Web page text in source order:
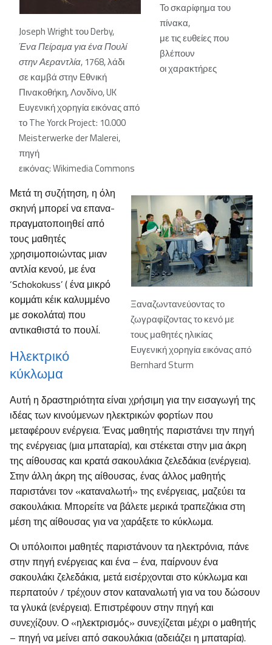
Joseph Wright του Derby,
Ένα Πείραμα για ένα Πουλί
στην Αεραντλία, 1768, λάδι
σε καμβά στην Εθνική
Πινακοθήκη, Λονδίνο, UK
Ευγενική χορηγία εικόνας από
το The Yorck Project: 10.000
Meisterwerke der Malerei,
πηγή
εικόνας: Wikimedia Commons
Ξαναζωντανεύοντας το
ζωγραφίζοντας το κενό με
τους μαθητές ηλικίας
Ευγενική χορηγία εικόνας από
Bernhard Sturm
Το σκαρίφημα του
πίνακα,
με τις ευθείες που
βλέπουν
οι χαρακτήρες
Μετά τη συζήτηση, η όλη
σκηνή μπορεί να επανα-
πραγματοποιηθεί από
τους μαθητές
χρησιμοποιώντας μιαν
αντλία κενού, με ένα
‘Schokokuss’ ( ένα μικρό
κομμάτι κέικ καλυμμένο
με σοκολάτα) που
αντικαθιστά το πουλί.
Ηλεκτρικό
κύκλωμα
Αυτή η δραστηριότητα είναι χρήσιμη για την εισαγωγή της
ιδέας των κινούμενων ηλεκτρικών φορτίων που
μεταφέρουν ενέργεια. Ένας μαθητής παριστάνει την πηγή
της ενέργειας (μια μπαταρία), και στέκεται στην μια άκρη
της αίθουσας και κρατά σακουλάκια ζελεδάκια (ενέργεια).
Στην άλλη άκρη της αίθουσας, ένας άλλος μαθητής
παριστάνει τον «καταναλωτή» της ενέργειας, μαζεύει τα
σακουλάκια. Μπορείτε να βάλετε μερικά τραπεζάκια στη
μέση της αίθουσας για να χαράξετε το κύκλωμα.
Οι υπόλοιποι μαθητές παριστάνουν τα ηλεκτρόνια, πάνε
στην πηγή ενέργειας και ένα – ένα, παίρνουν ένα
σακουλάκι ζελεδάκια, μετά εισέρχονται στο κύκλωμα και
περπατούν / τρέχουν στον καταναλωτή για να του δώσουν
τα γλυκά (ενέργεια). Επιστρέφουν στην πηγή και
συνεχίζουν. Ο «ηλεκτρισμός» συνεχίζεται μέχρι ο μαθητής
– πηγή να μείνει από σακουλάκια (αδειάζει η μπαταρία).